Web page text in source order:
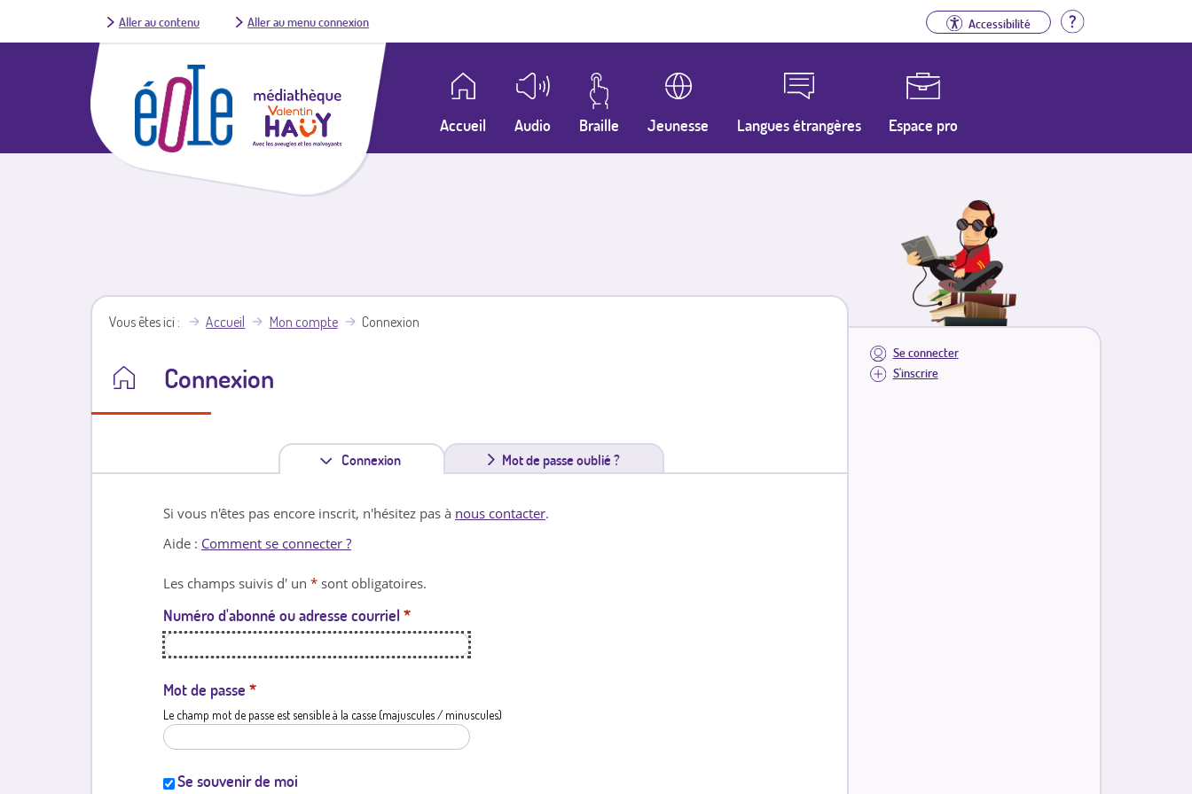
Aller au contenu Aller au menu connexion Accessibilité Aide
Accueil Audio Braille Jeunesse Langues étrangères Espace pro
Se connecter
S'inscrire
Vous êtes ici Accueil Mon compte Connexion
Connexion
Connexion
n
l
e
Mot de passe oublié ?
Si vous n'êtes pas encore inscrit, n'hésitez pas à nous contacter.
Aide : Comment se connecter ?
Les champs suivis d' un * sont obligatoires.
Numéro d'abonné ou adresse courriel *
Mot de passe *
Le champ mot de passe est sensible à la casse (majuscules / minuscules)
Se souvenir de moi